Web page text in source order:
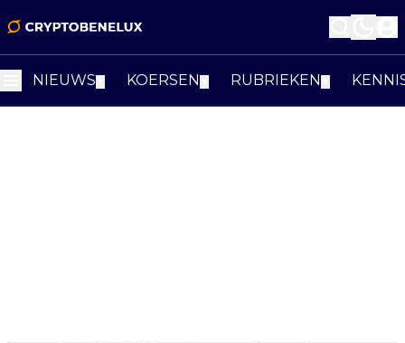
NIEUWS KOERSEN RUBRIEKEN